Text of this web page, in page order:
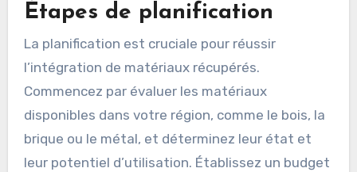
Étapes de planification
La planification est cruciale pour réussir
l’intégration de matériaux récupérés.
Commencez par évaluer les matériaux
disponibles dans votre région, comme le bois, la
brique ou le métal, et déterminez leur état et
leur potentiel d’utilisation. Établissez un budget